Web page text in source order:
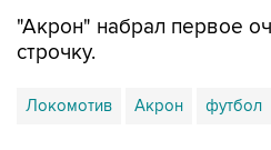
"Акрон" набрал первое
строчку.
Локомотив Акрон футбол